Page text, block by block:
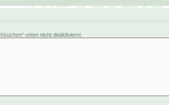
unten nicht deaktivierst.